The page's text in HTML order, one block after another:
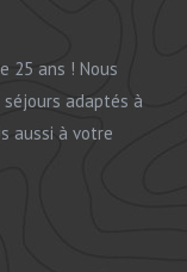
25 ans ! Nous
adaptés à
aussi à votre